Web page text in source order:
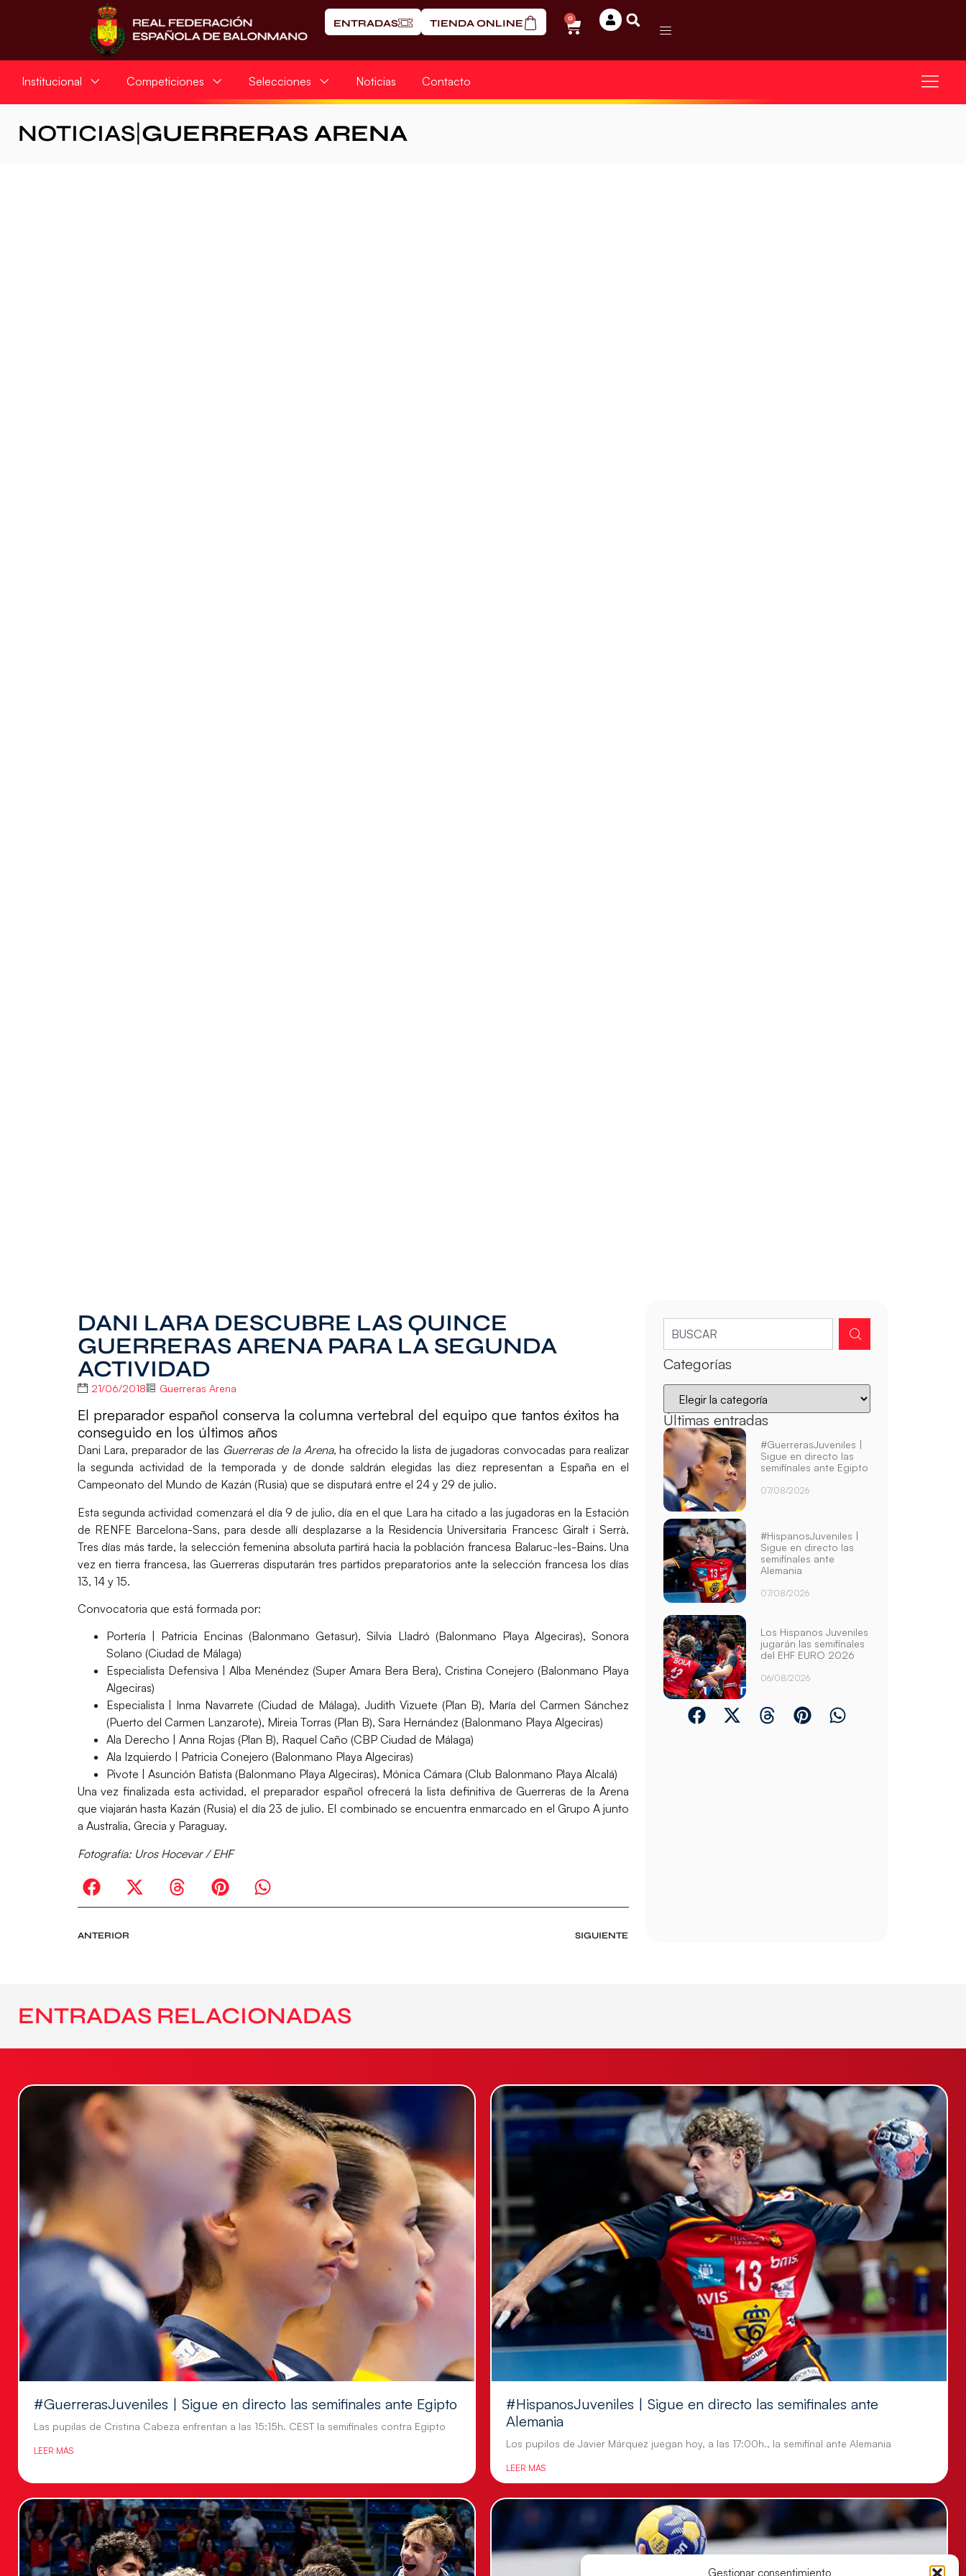
Gestionar consentimiento
ENTRADAS TIENDA ONLINE 0
Institucional Competiciones Selecciones Noticias Contacto
NOTICIAS GUERRERAS ARENA
DANI LARA DESCUBRE LAS QUINCE
GUERRERAS ARENA PARA LA SEGUNDA
ACTIVIDAD
21/06/2018 Guerreras Arena
El preparador español conserva la columna vertebral del equipo que tantos éxitos ha
conseguido en los últimos años
Dani Lara, preparador de las Guerreras de la Arena, ha ofrecido la lista de jugadoras convocadas para realizar
la segunda actividad de la temporada y de donde saldrán elegidas las diez representan a España en el
Campeonato del Mundo de Kazán (Rusia) que se disputará entre el 24 y 29 de julio.
Esta segunda actividad comenzará el día 9 de julio, día en el que Lara ha citado a las jugadoras en la Estación
de RENFE Barcelona-Sans, para desde allí desplazarse a la Residencia Universitaria Francesc Giralt i Serrà.
Tres días más tarde, la selección femenina absoluta partirá hacia la población francesa Balaruc-les-Bains. Una
vez en tierra francesa, las Guerreras disputarán tres partidos preparatorios ante la selección francesa los días
13, 14 y 15.
Convocatoria que está formada por:
Portería | Patricia Encinas (Balonmano Getasur), Silvia Lladró (Balonmano Playa Algeciras), Sonora
Solano (Ciudad de Málaga)
Especialista Defensiva | Alba Menéndez (Super Amara Bera Bera), Cristina Conejero (Balonmano Playa
Algeciras)
Especialista | Inma Navarrete (Ciudad de Málaga), Judith Vizuete (Plan B), María del Carmen Sánchez
(Puerto del Carmen Lanzarote), Mireia Torras (Plan B), Sara Hernández (Balonmano Playa Algeciras)
Ala Derecho | Anna Rojas (Plan B), Raquel Caño (CBP Ciudad de Málaga)
Ala Izquierdo | Patricia Conejero (Balonmano Playa Algeciras)
Pivote | Asunción Batista (Balonmano Playa Algeciras), Mónica Cámara (Club Balonmano Playa Alcalá)
Una vez finalizada esta actividad, el preparador español ofrecerá la lista definitiva de Guerreras de la Arena
que viajarán hasta Kazán (Rusia) el día 23 de julio. El combinado se encuentra enmarcado en el Grupo A junto
a Australia, Grecia y Paraguay.
Fotografía: Uros Hocevar / EHF
ANTERIOR SIGUIENTE
Categorías
Últimas entradas
#GuerrerasJuveniles |
Sigue en directo las
semifinales ante Egipto
07/08/2026
#HispanosJuveniles |
Sigue en directo las
semifinales ante
Alemania
07/08/2026
Los Hispanos Juveniles
jugarán las semifinales
del EHF EURO 2026
06/08/2026
ENTRADAS RELACIONADAS
#GuerrerasJuveniles | Sigue en directo las semifinales ante Egipto
Las pupilas de Cristina Cabeza enfrentan a las 15:15h. CEST la semifinales contra Egipto
LEER MÁS
#HispanosJuveniles | Sigue en directo las semifinales ante
Alemania
Los pupilos de Javier Márquez juegan hoy, a las 17:00h., la semifinal ante Alemania
LEER MÁS